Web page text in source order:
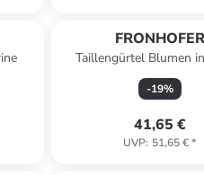
FRONHOFER
Taillengürtel Blumen
-19%
41,65 €
UVP: 51,65 €*